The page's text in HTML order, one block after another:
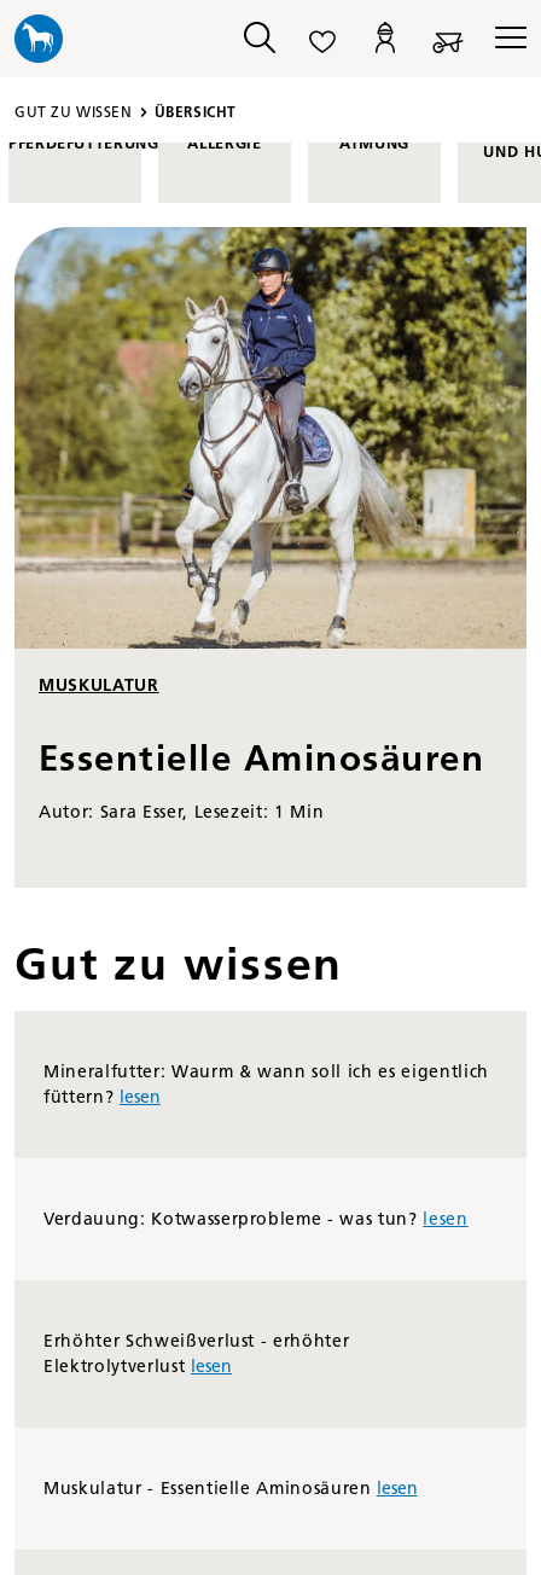
springen
GUT ZU WISSEN
ÜBERSICHT
PFERDEFÜTTERUNG
ALLERGIE ATMUNG
UND
MUSKULATUR
Essentielle Aminosäuren
Autor: Sara Esser, Lesezeit: 1 Min
Gut zu wissen
Mineralfutter: Waurm & wann soll ich es eigentlich
füttern? lesen
Verdauung: Kotwasserprobleme - was tun? lesen
Erhöhter Schweißverlust - erhöhter
Elektrolytverlust lesen
Muskulatur - Essentielle Aminosäuren lesen